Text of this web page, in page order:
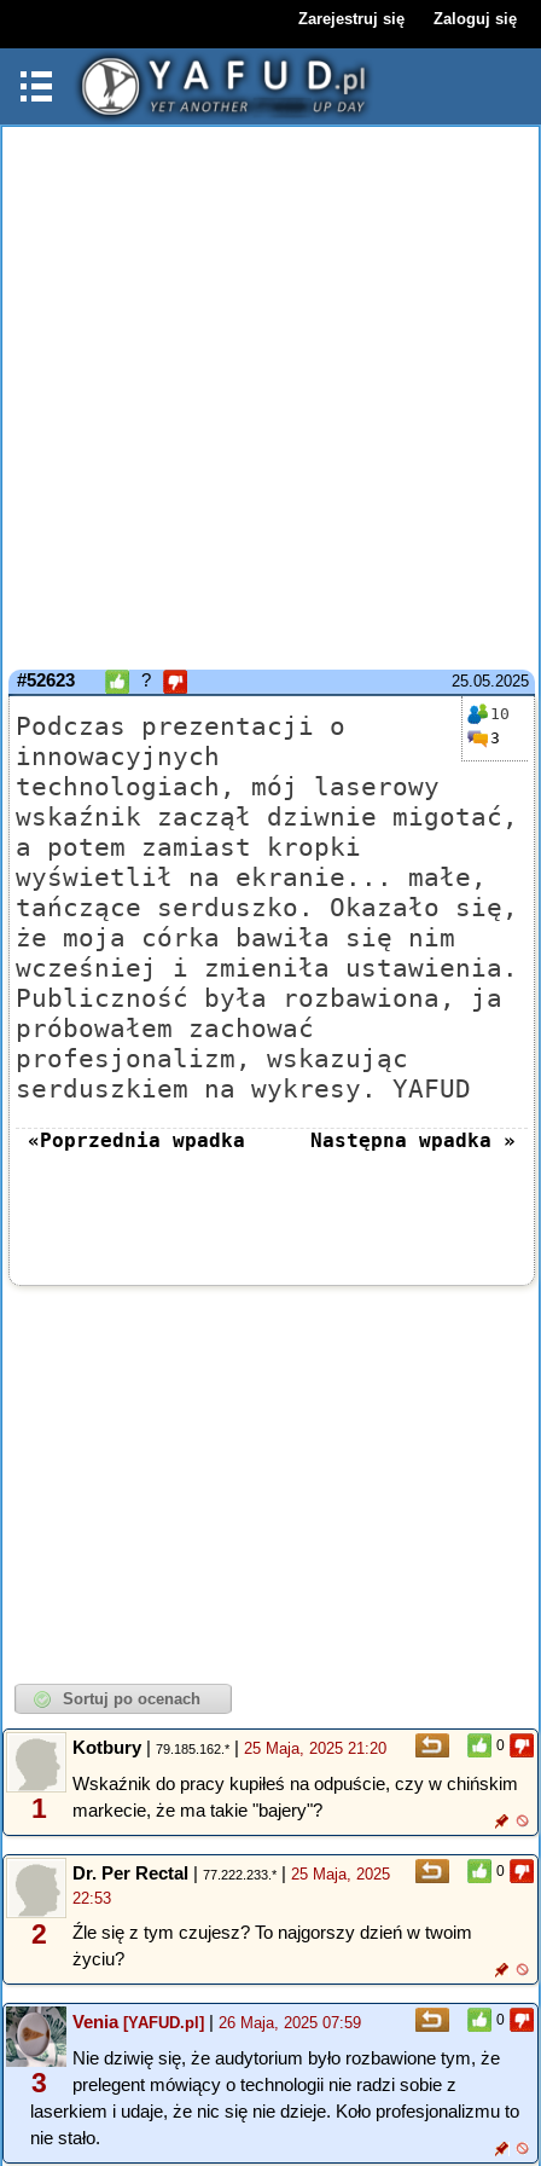
Zarejestruj się Zaloguj się
25.05.2025
#52623 ?
10
3
Podczas prezentacji o
innowacyjnych
technologiach, mój laserowy
wskaźnik zaczął dziwnie migotać,
a potem zamiast kropki
wyświetlił na ekranie... małe,
tańczące serduszko. Okazało się,
że moja córka bawiła się nim
wcześniej i zmieniła ustawienia.
Publiczność była rozbawiona, ja
próbowałem zachować
profesjonalizm, wskazując
serduszkiem na wykresy. YAFUD
«Poprzednia wpadka Następna wpadka »
0
1
Kotbury| 79.185.162.* | 25 Maja, 2025 21:20
Wskaźnik do pracy kupiłeś na odpuście, czy w chińskim
markecie, że ma takie "bajery"?
0
2
Dr. Per Rectal | 77.222.233.* | 25 Maja, 2025
22:53
Źle się z tym czujesz? To najgorszy dzień w twoim
życiu?
0
3
Venia[YAFUD.pl] | 26 Maja, 2025 07:59
Nie dziwię się, że audytorium było rozbawione tym, że
prelegent mówiący o technologii nie radzi sobie z
laserkiem i udaje, że nic się nie dzieje. Koło profesjonalizmu to
nie stało.